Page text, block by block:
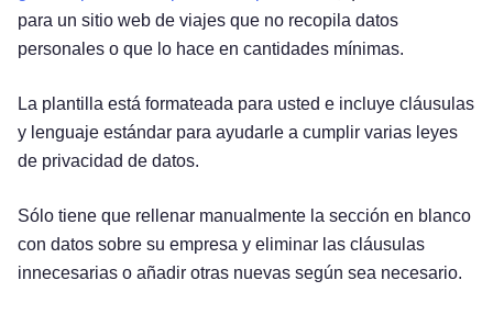
para un sitio web de viajes que no recopila datos
personales o que lo hace en cantidades mínimas.
La plantilla está formateada para usted e incluye cláusulas
y lenguaje estándar para ayudarle a cumplir varias leyes
de privacidad de datos.
Sólo tiene que rellenar manualmente la sección en blanco
con datos sobre su empresa y eliminar las cláusulas
innecesarias o añadir otras nuevas según sea necesario.